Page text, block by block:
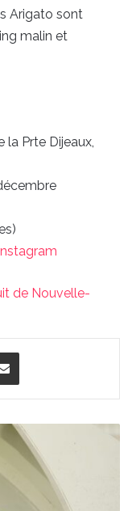
Arigato sont
malin et
la Prte Dijeaux,
de Nouvelle-
Partager par email